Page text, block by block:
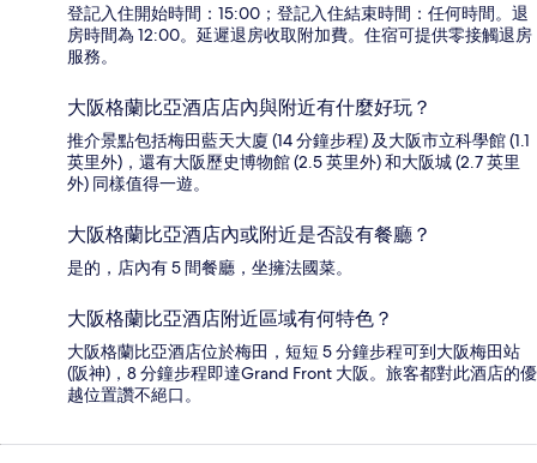
登記入住開始時間：15:00；登記入住結束時間：任何時間。退
房時間為 12:00。延遲退房收取附加費。住宿可提供零接觸退房
服務。
大阪格蘭比亞酒店店內與附近有什麼好玩？
推介景點包括梅田藍天大廈 (14 分鐘步程) 及大阪市立科學館 (1.1
英里外)，還有大阪歷史博物館 (2.5 英里外) 和大阪城 (2.7 英里
外) 同樣值得一遊。
大阪格蘭比亞酒店內或附近是否設有餐廳？
是的，店內有 5 間餐廳，坐擁法國菜。
大阪格蘭比亞酒店附近區域有何特色？
大阪格蘭比亞酒店位於梅田，短短 5 分鐘步程可到大阪梅田站
(阪神)，8 分鐘步程即達Grand Front 大阪。旅客都對此酒店的優
越位置讚不絕口。